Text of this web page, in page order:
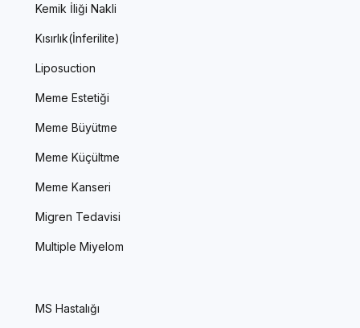
Kemik İliği Nakli
Kısırlık(İnferilite)
Liposuction
Meme Estetiği
Meme Büyütme
Meme Küçültme
Meme Kanseri
Migren Tedavisi
Multiple Miyelom
MS Hastalığı